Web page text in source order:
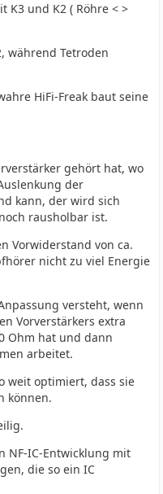
K3 und K2 ( Röhre < >
während Tetroden
HiFi-Freak baut seine
gehört hat, wo
der
kann, der wird sich
rausholbar ist.
Vorwiderstand von ca.
nicht zu viel Energie
versteht, wenn
Vorverstärkers extra
Ohm hat und dann
arbeitet.
weit optimiert, dass sie
können.
NF-IC-Entwicklung mit
die so ein IC